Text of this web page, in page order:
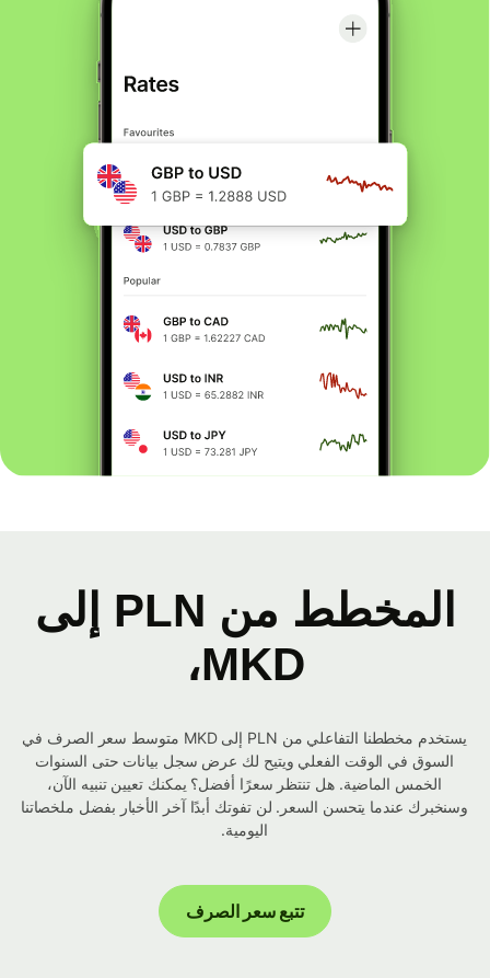
المخطط من PLN إلى
MKD،
يستخدم مخططنا التفاعلي من PLN إلى MKD متوسط ​​سعر الصرف في
السوق في الوقت الفعلي ويتيح لك عرض سجل بيانات حتى السنوات
الخمس الماضية. هل تنتظر سعرًا أفضل؟ يمكنك تعيين تنبيه الآن،
وسنخبرك عندما يتحسن السعر. لن تفوتك أبدًا آخر الأخبار بفضل ملخصاتنا
اليومية.
تتبع سعر الصرف